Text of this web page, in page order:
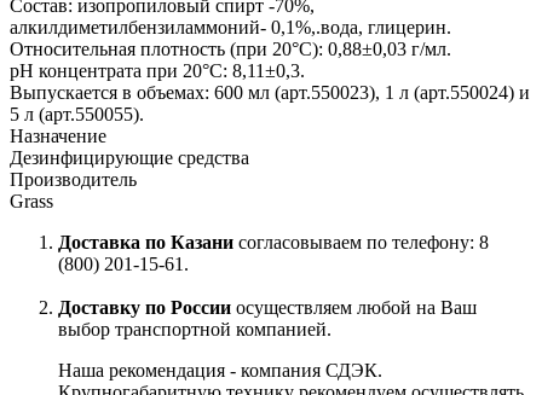
Состав: изопропиловый спирт -70%,
алкилдиметилбензиламмоний- 0,1%,.вода, глицерин.
Относительная плотность (при 20°C): 0,88±0,03 г/мл.
pH концентрата при 20°C: 8,11±0,3.
Выпускается в объемах: 600 мл (арт.550023), 1 л (арт.550024) и
5 л (арт.550055).
Назначение
Дезинфицирующие средства
Производитель
Grass
Доставка по Казани согласовываем по телефону: 8
(800) 201-15-61.
Доставку по России осуществляем любой на Ваш
выбор транспортной компанией.
Наша рекомендация - компания СДЭК.